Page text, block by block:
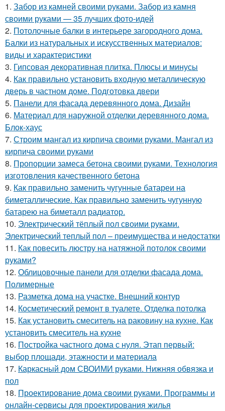
1. Забор из камней своими руками. Забор из камня
своими руками — 35 лучших фото-идей
2. Потолочные балки в интерьере загородного дома.
Балки из натуральных и искусственных материалов:
виды и характеристики
3. Гипсовая декоративная плитка. Плюсы и минусы
4. Как правильно установить входную металлическую
дверь в частном доме. Подготовка двери
5. Панели для фасада деревянного дома. Дизайн
6. Материал для наружной отделки деревянного дома.
Блок-хаус
7. Строим мангал из кирпича своими руками. Мангал из
кирпича своими руками
8. Пропорции замеса бетона своими руками. Технология
изготовления качественного бетона
9. Как правильно заменить чугунные батареи на
биметаллические. Как правильно заменить чугунную
батарею на биметалл радиатор.
10. Электрический тёплый пол своими руками.
Электрический теплый пол – преимущества и недостатки
11. Как повесить люстру на натяжной потолок своими
руками?
12. Облицовочные панели для отделки фасада дома.
Полимерные
13. Разметка дома на участке. Внешний контур
14. Косметический ремонт в туалете. Отделка потолка
15. Как установить смеситель на раковину на кухне. Как
установить смеситель на кухне
16. Постройка частного дома с нуля. Этап первый:
выбор площади, этажности и материала
17. Каркасный дом СВОИМИ руками. Нижняя обвязка и
пол
18. Проектирование дома своими руками. Программы и
онлайн-сервисы для проектирования жилья